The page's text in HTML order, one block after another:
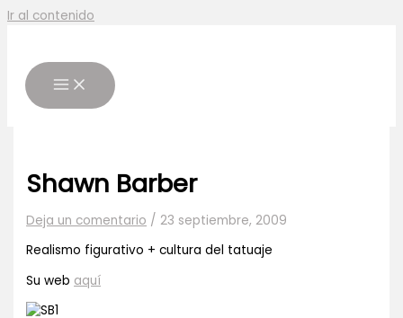
Ir al contenido
Shawn Barber
Deja un comentario / 23 septiembre, 2009
Realismo figurativo + cultura del tatuaje
Su web aquí